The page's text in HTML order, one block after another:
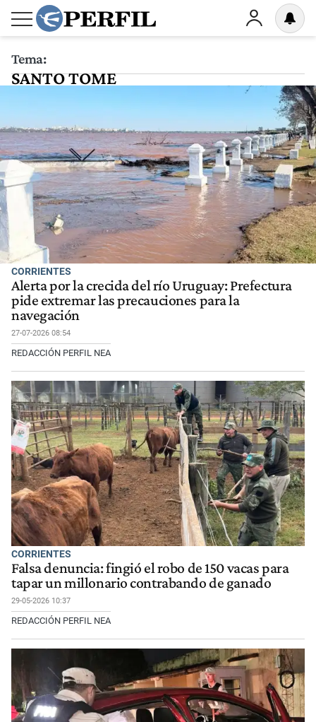
Tema:
SANTO TOME
CORRIENTES
Alerta por la crecida del río Uruguay: Prefectura
pide extremar las precauciones para la
navegación
27-07-2026 08:54
REDACCIÓN PERFIL NEA
CORRIENTES
Falsa denuncia: fingió el robo de 150 vacas para
tapar un millonario contrabando de ganado
29-05-2026 10:37
REDACCIÓN PERFIL NEA